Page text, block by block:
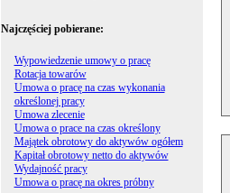
Najczęściej pobierane:
Wypowiedzenie umowy o pracę
Rotacja towarów
Umowa o pracę na czas wykonania
określonej pracy
Umowa zlecenie
Umowa o prace na czas określony
Majątek obrotowy do aktywów ogółem
Kapitał obrotowy netto do aktywów
Wydajność pracy
Umowa o pracę na okres próbny